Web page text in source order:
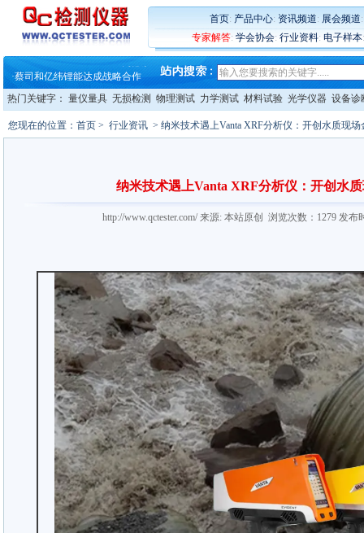
首页: 产品中心: 资讯频道: 展会频道
专家解答: 学会协会: 行业资料: 电子样本
蔡司软件 | 高效变形分析能
铸就AI服务器质量动脉 – 高
铸就AI服务器质量动脉 – 高
ZEISS BOSELLO ADR 让内部缺
蔡司和亿纬锂能达成战略合作
·大牌云集 买家升级 ——26
·蔡司软件 | 高效变形分析能
·铸就AI服务器质量动脉 – 高
·ZEISS BOSELLO ADR 让内部缺
热门关键字： 量仪量具 无损检测 物理测试 力学测试 材料试验 光学仪器 设备诊
您现在的位置： 首页 > 行业资讯 > 纳米技术遇上Vanta XRF分析仪：开创水质现
纳米技术遇上Vanta XRF分析仪：开创水
http://www.qctester.com/ 来源: 本站原创 浏览次数：1279 发布